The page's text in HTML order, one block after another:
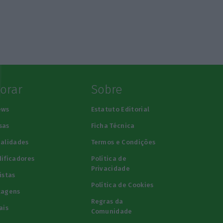
Sobre
Estatuto Editorial
Ficha Técnica
Termos e Condições
Política de
Privacidade
Política de Cookies
Regras da
Comunidade